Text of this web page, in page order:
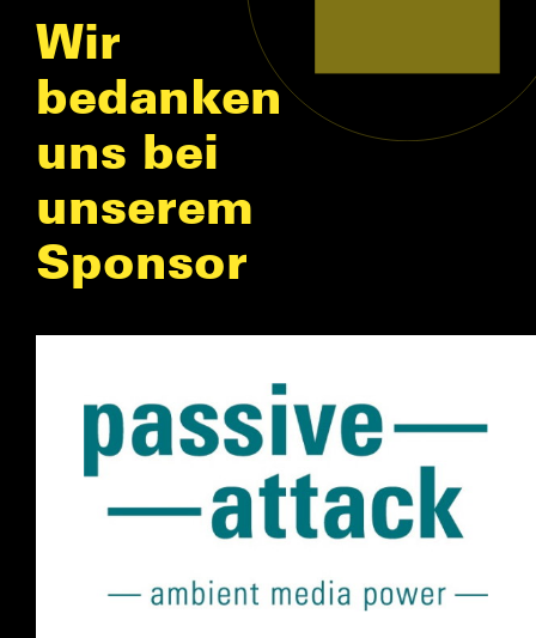
Wir
bedanken
uns bei
unserem
Sponsor